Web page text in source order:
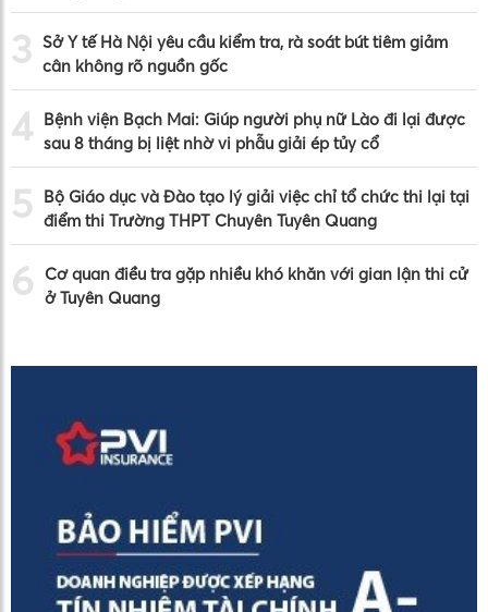
3 Sở Y tế Hà Nội yêu cầu kiểm tra, rà soát bút tiêm giảm
cân không rõ nguồn gốc
4 Bệnh viện Bạch Mai: Giúp người phụ nữ Lào đi lại được
sau 8 tháng bị liệt nhờ vi phẫu giải ép tủy cổ
5
Bộ Giáo dục và Đào tạo lý giải việc chỉ tổ chức thi lại tại
điểm thi Trường THPT Chuyên Tuyên Quang
6
Cơ quan điều tra gặp nhiều khó khăn với gian lận thi cử
ở Tuyên Quang